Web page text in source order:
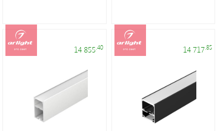
праздничное
освещение,
электротовары
14 855 .40 14 717.85